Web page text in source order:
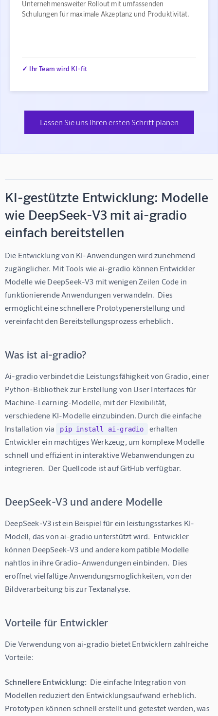
Unternehmensweiter Rollout mit umfassenden
Schulungen für maximale Akzeptanz und Produktivität.
✓ Ihr Team wird KI-fit
Lassen Sie uns Ihren ersten Schritt planen
KI-gestützte Entwicklung: Modelle
wie DeepSeek-V3 mit ai-gradio
einfach bereitstellen
Die Entwicklung von KI-Anwendungen wird zunehmend
zugänglicher. Mit Tools wie ai-gradio können Entwickler
Modelle wie DeepSeek-V3 mit wenigen Zeilen Code in
funktionierende Anwendungen verwandeln.  Dies
ermöglicht eine schnellere Prototypenerstellung und
vereinfacht den Bereitstellungsprozess erheblich.
Was ist ai-gradio?
Ai-gradio verbindet die Leistungsfähigkeit von Gradio, einer
Python-Bibliothek zur Erstellung von User Interfaces für
Machine-Learning-Modelle, mit der Flexibilität,
verschiedene KI-Modelle einzubinden. Durch die einfache
Installation via
pip install ai-gradio
erhalten
Entwickler ein mächtiges Werkzeug, um komplexe Modelle
schnell und effizient in interaktive Webanwendungen zu
integrieren.  Der Quellcode ist auf GitHub verfügbar.
DeepSeek-V3 und andere Modelle
DeepSeek-V3 ist ein Beispiel für ein leistungsstarkes KI-
Modell, das von ai-gradio unterstützt wird.  Entwickler
können DeepSeek-V3 und andere kompatible Modelle
nahtlos in ihre Gradio-Anwendungen einbinden.  Dies
eröffnet vielfältige Anwendungsmöglichkeiten, von der
Bildverarbeitung bis zur Textanalyse.
Vorteile für Entwickler
Die Verwendung von ai-gradio bietet Entwicklern zahlreiche
Vorteile:
Schnellere Entwicklung:
  Die einfache Integration von
Modellen reduziert den Entwicklungsaufwand erheblich.
Prototypen können schnell erstellt und getestet werden, was